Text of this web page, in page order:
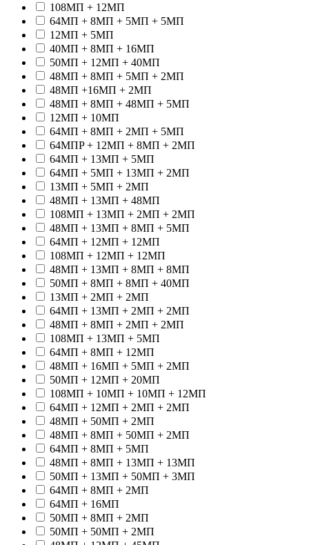
108МП + 12МП
64МП + 8МП + 5МП + 5МП
12МП + 5МП
40МП + 8МП + 16МП
50МП + 12МП + 40МП
48МП + 8МП + 5МП + 2МП
48МП +16МП + 2МП
48МП + 8МП + 48МП + 5МП
12МП + 10МП
64МП + 8МП + 2МП + 5МП
64МПP + 12МП + 8МП + 2МП
64МП + 13МП + 5МП
64МП + 5МП + 13МП + 2МП
13МП + 5МП + 2МП
48МП + 13МП + 48МП
108МП + 13МП + 2МП + 2МП
48МП + 13МП + 8МП + 5МП
64МП + 12МП + 12МП
108МП + 12МП + 12МП
48МП + 13МП + 8МП + 8МП
50МП + 8МП + 8МП + 40МП
13МП + 2МП + 2МП
64МП + 13МП + 2МП + 2МП
48МП + 8МП + 2МП + 2МП
108МП + 13МП + 5МП
64МП + 8МП + 12МП
48МП + 16МП + 5МП + 2МП
50МП + 12МП + 20МП
108МП + 10МП + 10МП + 12МП
64МП + 12МП + 2МП + 2МП
48МП + 50МП + 2МП
48МП + 8МП + 50МП + 2МП
64МП + 8МП + 5МП
48МП + 8МП + 13МП + 13МП
50МП + 13МП + 50МП + 3МП
64МП + 8МП + 2МП
64МП + 16МП
50МП + 8МП + 2МП
50МП + 50МП + 2МП